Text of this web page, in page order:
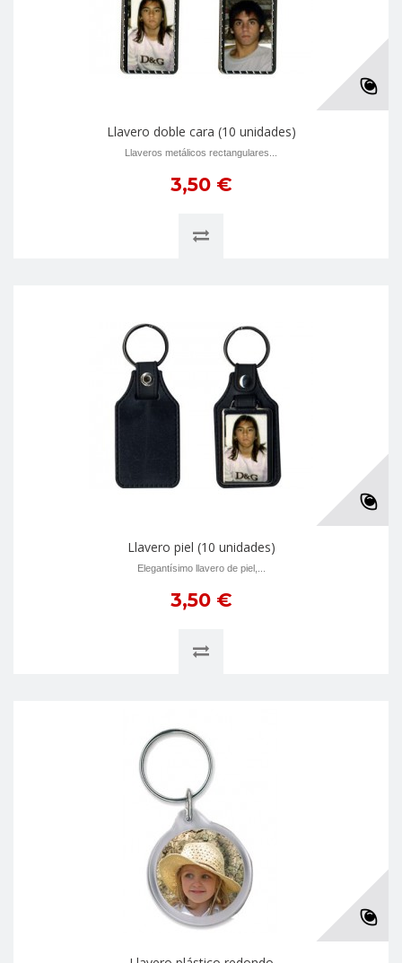
Llavero doble cara (10 unidades)
Llaveros metálicos rectangulares...
3,50 €
Llavero piel (10 unidades)
Elegantí­simo llavero de piel,...
3,50 €